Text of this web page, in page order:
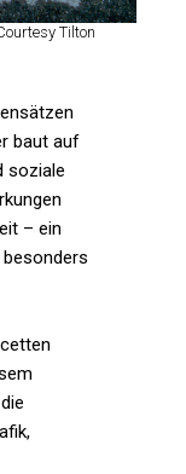
Tilton
baut auf
soziale
– ein